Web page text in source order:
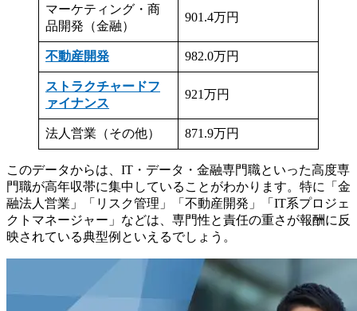
マーケティング・商
品開発（金融）
901.4万円
不動産開発 982.0万円
ストラクチャードフ
ァイナンス
921万円
法人営業（その他） 871.9万円
このデータからは、IT・データ・金融専門職といった高度専
門職が高年収帯に集中していることがわかります。特に「金
融法人営業」「リスク管理」「不動産開発」「IT系プロジェ
クトマネージャー」などは、専門性と責任の重さが報酬に反
映されている典型例といえるでしょう。